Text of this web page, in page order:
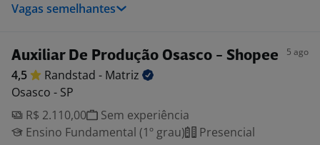
Vagas semelhantes
Auxiliar De Produção Osasco - Shopee 5 ago
4,5 Randstad - Matriz
Osasco - SP
R$ 2.110,00
Sem experiência
Ensino Fundamental (1º grau)
Presencial